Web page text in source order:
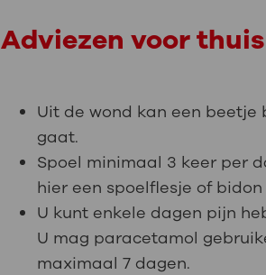
Adviezen voor thuis
Uit de wond kan een beetje
gaat.
Spoel minimaal 3 keer per
hier een spoelflesje of
U kunt enkele dagen pijn
U mag paracetamol
maximaal 7 dagen.